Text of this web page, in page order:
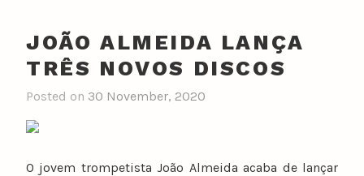
JOÃO ALMEIDA LANÇA
TRÊS NOVOS DISCOS
Posted on 30 November, 2020
O jovem trompetista João Almeida acaba de lançar